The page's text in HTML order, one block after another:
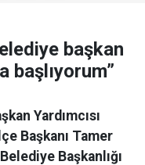
başkan
başlıyorum”
Yardımcısı
Başkanı Tamer
Başkanlığı